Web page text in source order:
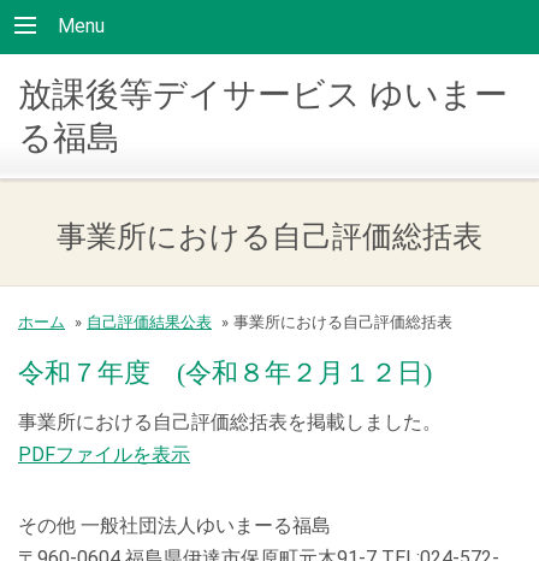
Menu
放課後等デイサービス ゆいまー
る福島
事業所における自己評価総括表
ホーム » 自己評価結果公表 » 事業所における自己評価総括表
令和７年度 (令和８年２月１２日)
事業所における自己評価総括表を掲載しました。
PDFファイルを表示
その他 一般社団法人ゆいまーる福島